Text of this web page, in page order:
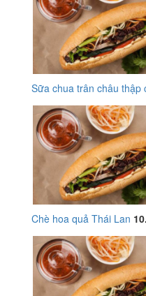
Sữa chua trân châu thập
Chè hoa quả Thái Lan